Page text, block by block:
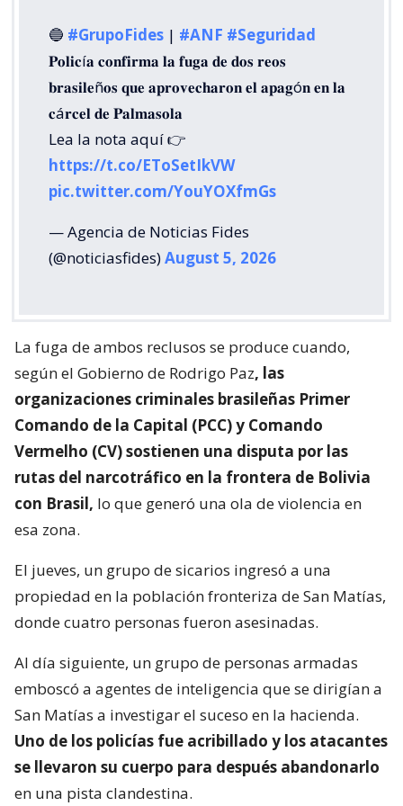
🔵 #GrupoFides | #ANF #Seguridad
𝐏𝐨𝐥𝐢𝐜í𝐚 𝐜𝐨𝐧𝐟𝐢𝐫𝐦𝐚 𝐥𝐚 𝐟𝐮𝐠𝐚 𝐝𝐞 𝐝𝐨𝐬 𝐫𝐞𝐨𝐬
𝐛𝐫𝐚𝐬𝐢𝐥𝐞ñ𝐨𝐬 𝐪𝐮𝐞 𝐚𝐩𝐫𝐨𝐯𝐞𝐜𝐡𝐚𝐫𝐨𝐧 𝐞𝐥 𝐚𝐩𝐚𝐠ó𝐧 𝐞𝐧 𝐥𝐚
𝐜á𝐫𝐜𝐞𝐥 𝐝𝐞 𝐏𝐚𝐥𝐦𝐚𝐬𝐨𝐥𝐚
Lea la nota aquí 👉
https://t.co/EToSetIkVW
pic.twitter.com/YouYOXfmGs
— Agencia de Noticias Fides
(@noticiasfides)August 5, 2026
La fuga de ambos reclusos se produce cuando,
según el Gobierno de Rodrigo Paz, las
organizaciones criminales brasileñas Primer
Comando de la Capital (PCC) y Comando
Vermelho (CV) sostienen una disputa por las
rutas del narcotráfico en la frontera de Bolivia
con Brasil, lo que generó una ola de violencia en
esa zona.
El jueves, un grupo de sicarios ingresó a una
propiedad en la población fronteriza de San Matías,
donde cuatro personas fueron asesinadas.
Al día siguiente, un grupo de personas armadas
emboscó a agentes de inteligencia que se dirigían a
San Matías a investigar el suceso en la hacienda.
Uno de los policías fue acribillado y los atacantes
se llevaron su cuerpo para después abandonarlo
en una pista clandestina.